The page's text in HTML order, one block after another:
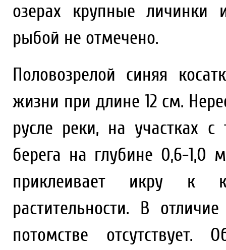
озерах крупные личинки
рыбой не отмечено.
Половозрелой синяя
жизни при длине 12 см.
русле реки, на участках
берега на глубине 0,6-1,0
приклеивает икру к
растительности. В
потомстве отсутствует.